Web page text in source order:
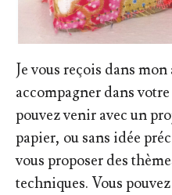
Je vous reçois dans
accompagner dans
pouvez venir avec un
papier, ou sans idée
vous proposer des
techniques. Vous